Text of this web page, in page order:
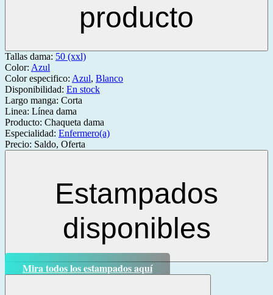
producto
Tallas dama: 50 (xxl)
Color: Azul
Color especifico: Azul, Blanco
Disponibilidad: En stock
Largo manga: Corta
Linea: Línea dama
Producto: Chaqueta dama
Especialidad: Enfermero(a)
Precio: Saldo, Oferta
Estampados
disponibles
Mira todos los estampados aquí